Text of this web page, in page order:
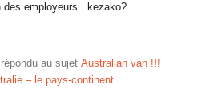
des employeurs . kezako?
au sujet Australian van !!!
– le pays-continent